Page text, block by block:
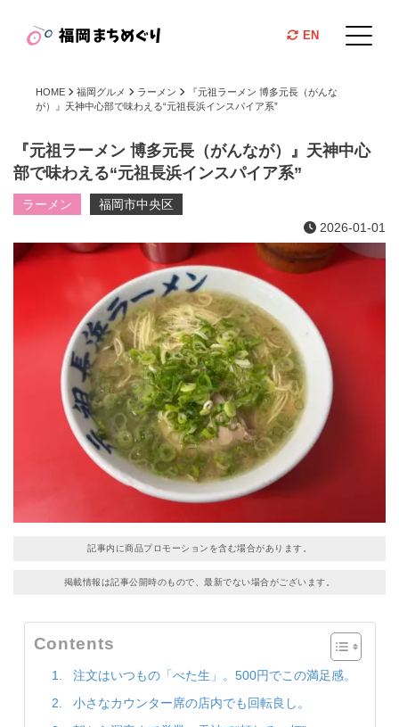
EN
HOME 福岡グルメ ラーメン
『元祖ラーメン 博多元長（がんな
が）』天神中心部で味わえる“元祖長浜インスパイア系”
『元祖ラーメン 博多元長（がんなが）』天神中心
部で味わえる“元祖長浜インスパイア系”
ラーメン
福岡市中央区
2026-01-01
記事内に商品プロモーションを含む場合があります。
掲載情報は記事公開時のもので、最新でない場合がございます。
Contents
注文はいつもの「べた生」。500円でこの満足感。
小さなカウンター席の店内でも回転良し。